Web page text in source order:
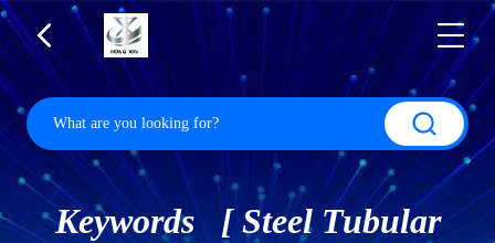
Keywords [ Steel Tubular